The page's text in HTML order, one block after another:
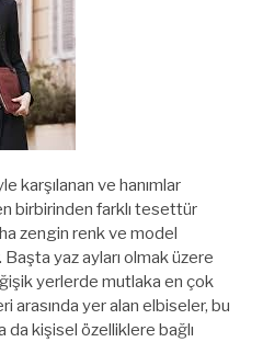
karşılanan ve hanımlar
birbirinden farklı tesettür
zengin renk ve model
Başta yaz ayları olmak üzere
yerlerde mutlaka en çok
arasında yer alan elbiseler, bu
da kişisel özelliklere bağlı